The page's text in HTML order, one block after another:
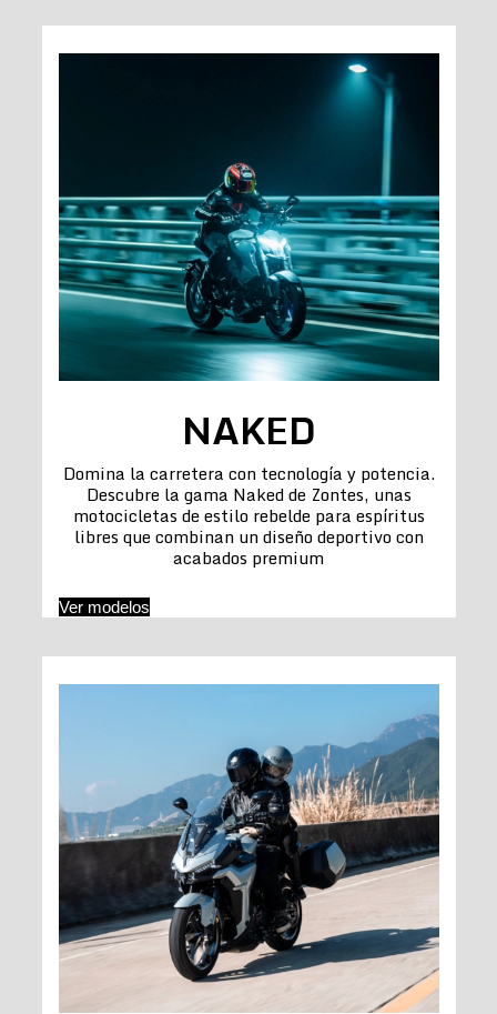
NAKED
Domina la carretera con tecnología y potencia.
Descubre la gama Naked de Zontes, unas
motocicletas de estilo rebelde para espíritus
libres que combinan un diseño deportivo con
acabados premium
Ver modelos